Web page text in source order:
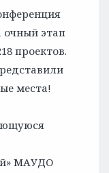
очный этап
проектов.
места!
МАУДО